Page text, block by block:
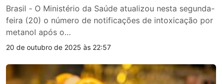
Brasil - O Ministério da Saúde atualizou nesta segunda-
feira (20) o número de notificações de intoxicação por
metanol após o…
20 de outubro de 2025 às 22:57